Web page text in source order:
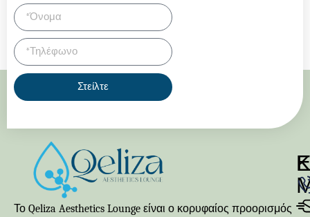
Στείλτε
Το Qeliza Aesthetics Lounge είναι ο κορυφαίος προορισμός